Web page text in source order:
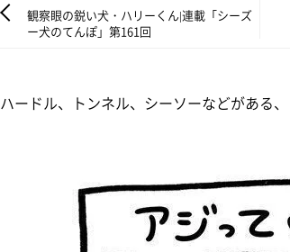
観察眼の鋭い犬・ハリーくん|連載「シーズ
ー犬のてんぽ」第161回
ハードル、トンネル、シーソーなどがある